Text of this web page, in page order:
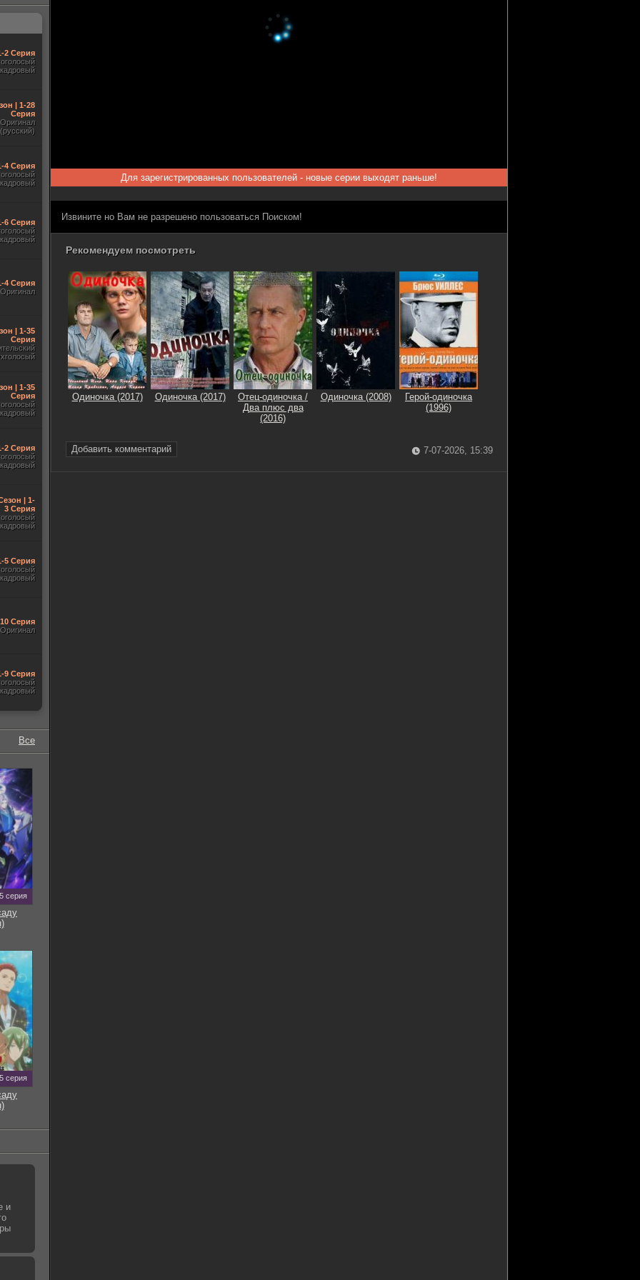
Для зарегистрированных пользователей - новые серии выходят раньше!
Извините но Вам не разрешено пользоваться Поиском!
Рекомендуем посмотреть
Одиночка (2017) Одиночка (2017)
Отец-одиночка /
Два плюс два
(2016)
Одиночка (2008)
Герой-одиночка
(1996)
Добавить комментарий 7-07-2026, 15:39
2 Серия
| 1-28
Серия
Оригинал
(русский)
4 Серия
6 Серия
4 Серия
Оригинал
| 1-35
Серия
| 1-35
Серия
2 Серия
| 1-
3 Серия
5 Серия
Серия
Оригинал
9 Серия
Все
серия
серия
и